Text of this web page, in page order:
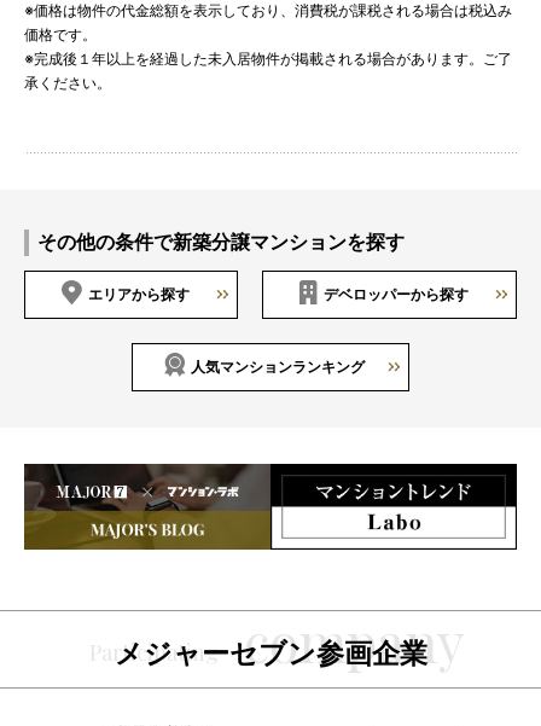
※価格は物件の代金総額を表示しており、消費税が課税される場合は税込み
価格です。
※完成後１年以上を経過した未入居物件が掲載される場合があります。ご了
承ください。
その他の条件で新築分譲マンションを探す
エリアから探す デベロッパーから探す
人気マンションランキング
メジャーセブン参画企業